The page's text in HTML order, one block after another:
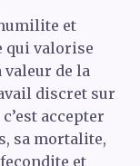
et
qui valorise
valeur de la
discret sur
accepter
sa mortalite,
et